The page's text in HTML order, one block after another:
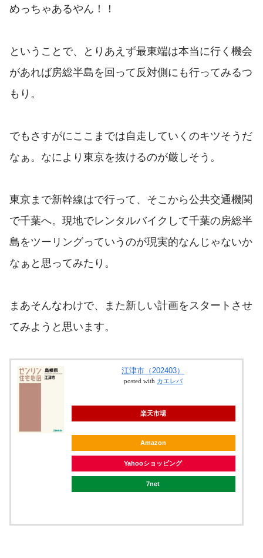
めっちゃあるやん！！
ということで、とりあえず最東端は本当に行く機会
があれば房総半島を回って反対側にも行ってみるつ
もり。
でもさすがにここまでは自走していくのキツそうだ
なぁ。なにより東京を抜けるのが厳しそう。
東京まで新幹線はで行って、そこから公共交通機関
で千葉へ。現地でレンタルバイクして千葉の房総半
島をツーリングっていうのが現実的なんじゃないか
なぁと思ってみたり。
まあそんなわけで、また新しい計画をスタートさせ
てみようと思います。
江津市（202403）
posted with カエレバ
楽天市場
Amazon
Yahooショッピング
7net